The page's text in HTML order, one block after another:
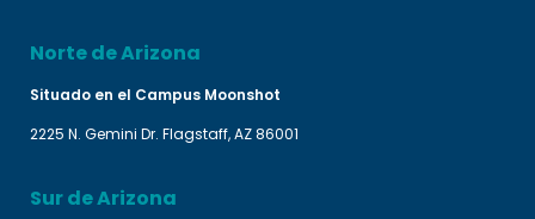
Norte de Arizona
Situado en el Campus Moonshot
2225 N. Gemini Dr. Flagstaff, AZ 86001
Sur de Arizona